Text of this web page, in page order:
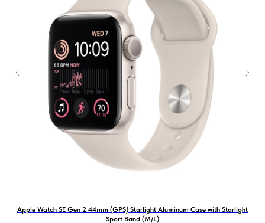
Apple Watch SE Gen 2 44mm (GPS) Starlight Aluminum Case with Starlight
Sport Band (M/L)